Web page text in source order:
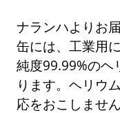
ナランハよりお
缶には、工業用
純度99.99%のヘ
ります。ヘリウ
応をおこしませ